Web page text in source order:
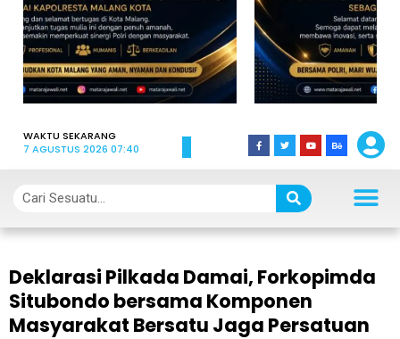
WAKTU SEKARANG
7 AGUSTUS 2026 07:40
Deklarasi Pilkada Damai, Forkopimda
Situbondo bersama Komponen
Masyarakat Bersatu Jaga Persatuan